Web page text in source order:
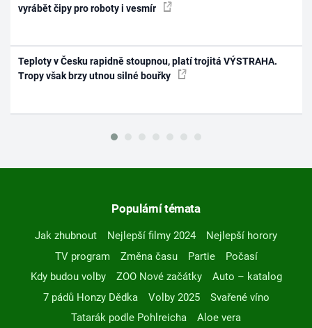
vyrábět čipy pro roboty i vesmír
Teploty v Česku rapidně stoupnou, platí trojitá VÝSTRAHA.
Tropy však brzy utnou silné bouřky
Populární témata
Jak zhubnout Nejlepší filmy 2024
Nejlepší horory
TV program
Změna času Partie
Počasí
Kdy budou volby
ZOO Nové začátky
Auto – katalog
7 pádů Honzy Dědka
Volby 2025
Svařené víno
Tatarák podle Pohlreicha
Aloe vera